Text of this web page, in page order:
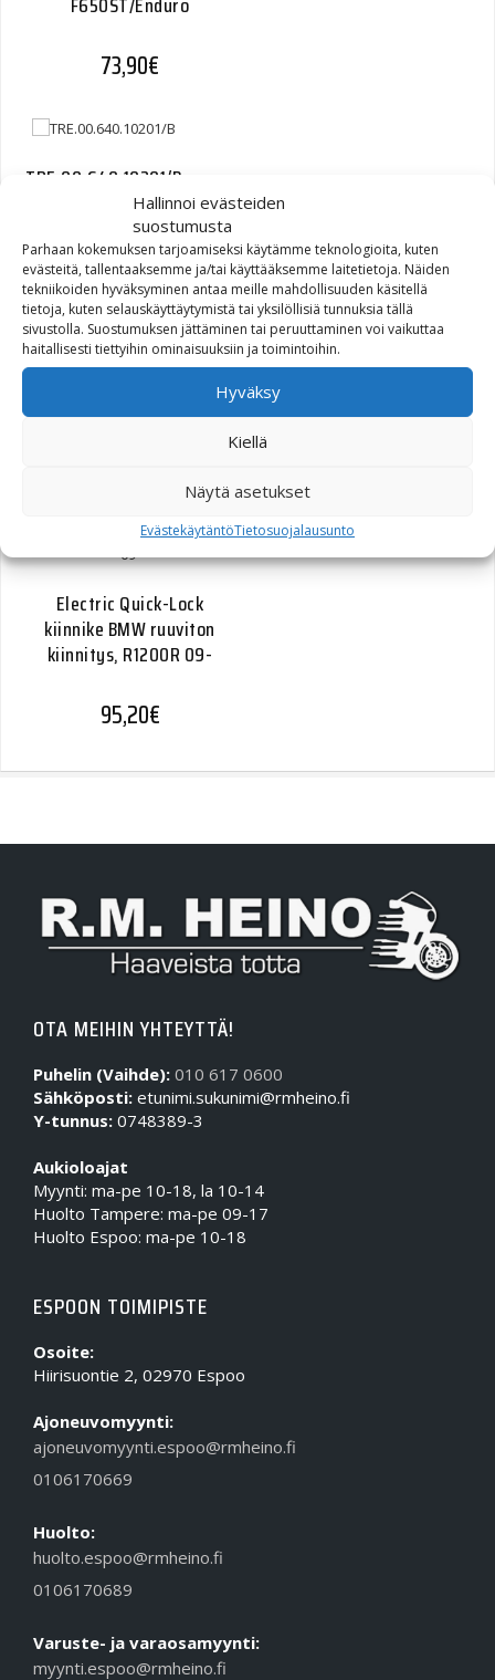
Hallinnoi evästeiden
suostumusta
Parhaan kokemuksen tarjoamiseksi käytämme teknologioita, kuten
evästeitä, tallentaaksemme ja/tai käyttääksemme laitetietoja. Näiden
tekniikoiden hyväksyminen antaa meille mahdollisuuden käsitellä
tietoja, kuten selauskäyttäytymistä tai yksilöllisiä tunnuksia tällä
sivustolla. Suostumuksen jättäminen tai peruuttaminen voi vaikuttaa
haitallisesti tiettyihin ominaisuuksiin ja toimintoihin.
Hyväksy
Kiellä
Näytä asetukset
EvästekäytäntöTietosuojalausunto
73,90€
TRE.00.640.10201/B
116,40€
Electric Quick-Lock
Electric Quick-Lock
kiinnike BMW ruuviton
kiinnitys, R1200R 09-
95,20€
OTA MEIHIN YHTEYTTÄ!
Puhelin (Vaihde): 010 617 0600
Sähköposti: etunimi.sukunimi@rmheino.fi
Y-tunnus: 0748389-3
Aukioloajat
Myynti: ma-pe 10-18, la 10-14
Huolto Tampere: ma-pe 09-17
Huolto Espoo: ma-pe 10-18
ESPOON TOIMIPISTE
Osoite:
Hiirisuontie 2, 02970 Espoo
Ajoneuvomyynti:
ajoneuvomyynti.espoo@rmheino.fi
0106170669
Huolto:
huolto.espoo@rmheino.fi
0106170689
Varuste- ja varaosamyynti:
myynti.espoo@rmheino.fi